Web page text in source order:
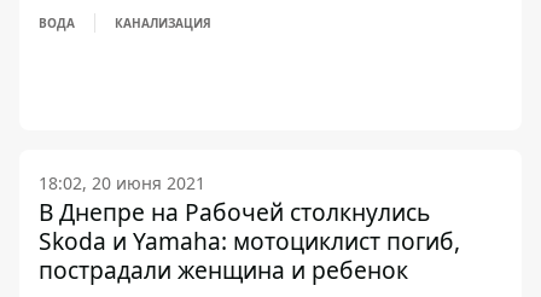
ВОДА КАНАЛИЗАЦИЯ
18:02, 20 июня 2021
В Днепре на Рабочей столкнулись
Skoda и Yamaha: мотоциклист погиб,
пострадали женщина и ребенок